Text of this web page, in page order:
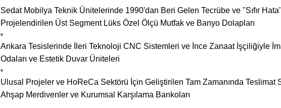
Sedat Mobilya Teknik Ünitelerinde 1990'dan Beri Gelen Tecrübe ve "Sıfır
Projelendirilen Üst Segment Lüks Özel Ölçü Mutfak ve Banyo Dolapları
Ankara Tesislerinde İleri Teknoloji CNC Sistemleri ve İnce Zanaat İşçiliğiyle
Odaları ve Estetik Duvar Üniteleri
Ulusal Projeler ve HoReCa Sektörü İçin Geliştirilen Tam Zamanında Teslimat
Ahşap Merdivenler ve Kurumsal Karşılama Bankoları